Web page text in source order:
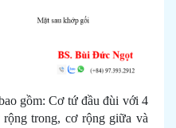
Cơ tứ đầu đùi với 4
trong, cơ rộng giữa và